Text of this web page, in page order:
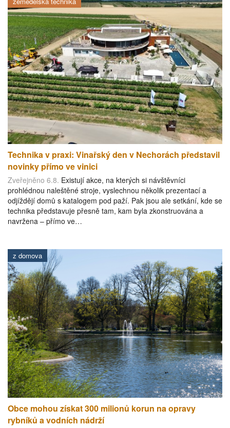
Technika v praxi: Vinařský den v Nechorách představil
novinky přímo ve vinici
Zveřejněno 6.8. Existují akce, na kterých si návštěvníci
prohlédnou naleštěné stroje, vyslechnou několik prezentací a
odjíždějí domů s katalogem pod paží. Pak jsou ale setkání, kde se
technika představuje přesně tam, kam byla zkonstruována a
navržena – přímo ve…
z domova
Obce mohou získat 300 milionů korun na opravy
rybníků a vodních nádrží